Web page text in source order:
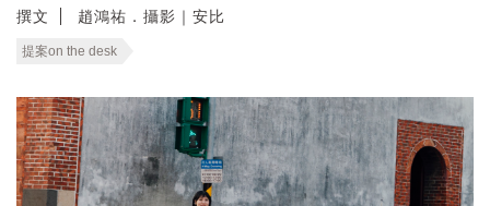
撰文 趙鴻祐．攝影｜安比
提案on the desk